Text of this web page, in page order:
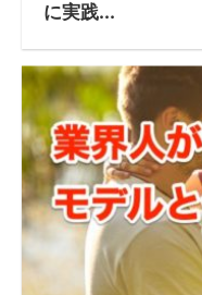
に実践...